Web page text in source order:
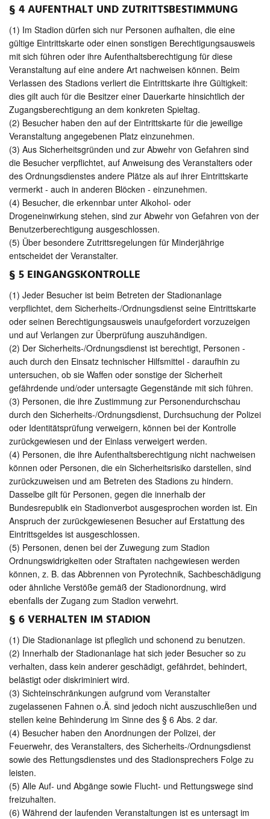
§ 4 AUFENTHALT UND ZUTRITTSBESTIMMUNG
(1) Im Stadion dürfen sich nur Personen aufhalten, die eine
gültige Eintrittskarte oder einen sonstigen Berechtigungsausweis
mit sich führen oder ihre Aufenthaltsberechtigung für diese
Veranstaltung auf eine andere Art nachweisen können. Beim
Verlassen des Stadions verliert die Eintrittskarte ihre Gültigkeit:
dies gilt auch für die Besitzer einer Dauerkarte hinsichtlich der
Zugangsberechtigung an dem konkreten Spieltag.
(2) Besucher haben den auf der Eintrittskarte für die jeweilige
Veranstaltung angegebenen Platz einzunehmen.
(3) Aus Sicherheitsgründen und zur Abwehr von Gefahren sind
die Besucher verpflichtet, auf Anweisung des Veranstalters oder
des Ordnungsdienstes andere Plätze als auf ihrer Eintrittskarte
vermerkt - auch in anderen Blöcken - einzunehmen.
(4) Besucher, die erkennbar unter Alkohol- oder
Drogeneinwirkung stehen, sind zur Abwehr von Gefahren von der
Benutzerberechtigung ausgeschlossen.
(5) Über besondere Zutrittsregelungen für Minderjährige
entscheidet der Veranstalter.
§ 5 EINGANGSKONTROLLE
(1) Jeder Besucher ist beim Betreten der Stadionanlage
verpflichtet, dem Sicherheits-/Ordnungsdienst seine Eintrittskarte
oder seinen Berechtigungsausweis unaufgefordert vorzuzeigen
und auf Verlangen zur Überprüfung auszuhändigen.
(2) Der Sicherheits-/Ordnungsdienst ist berechtigt, Personen -
auch durch den Einsatz technischer Hilfsmittel - daraufhin zu
untersuchen, ob sie Waffen oder sonstige der Sicherheit
gefährdende und/oder untersagte Gegenstände mit sich führen.
(3) Personen, die ihre Zustimmung zur Personendurchschau
durch den Sicherheits-/Ordnungsdienst, Durchsuchung der Polizei
oder Identitätsprüfung verweigern, können bei der Kontrolle
zurückgewiesen und der Einlass verweigert werden.
(4) Personen, die ihre Aufenthaltsberechtigung nicht nachweisen
können oder Personen, die ein Sicherheitsrisiko darstellen, sind
zurückzuweisen und am Betreten des Stadions zu hindern.
Dasselbe gilt für Personen, gegen die innerhalb der
Bundesrepublik ein Stadionverbot ausgesprochen worden ist. Ein
Anspruch der zurückgewiesenen Besucher auf Erstattung des
Eintrittsgeldes ist ausgeschlossen.
(5) Personen, denen bei der Zuwegung zum Stadion
Ordnungswidrigkeiten oder Straftaten nachgewiesen werden
können, z. B. das Abbrennen von Pyrotechnik, Sachbeschädigung
oder ähnliche Verstöße gemäß der Stadionordnung, wird
ebenfalls der Zugang zum Stadion verwehrt.
§ 6 VERHALTEN IM STADION
(1) Die Stadionanlage ist pfleglich und schonend zu benutzen.
(2) Innerhalb der Stadionanlage hat sich jeder Besucher so zu
verhalten, dass kein anderer geschädigt, gefährdet, behindert,
belästigt oder diskriminiert wird.
(3) Sichteinschränkungen aufgrund vom Veranstalter
zugelassenen Fahnen o.Ä. sind jedoch nicht auszuschließen und
stellen keine Behinderung im Sinne des § 6 Abs. 2 dar.
(4) Besucher haben den Anordnungen der Polizei, der
Feuerwehr, des Veranstalters, des Sicherheits-/Ordnungsdienst
sowie des Rettungsdienstes und des Stadionsprechers Folge zu
leisten.
(5) Alle Auf- und Abgänge sowie Flucht- und Rettungswege sind
freizuhalten.
(6) Während der laufenden Veranstaltungen ist es untersagt im